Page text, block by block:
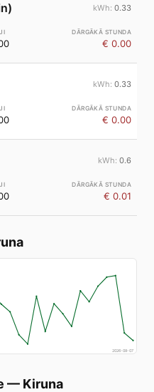
0.33
€ 0.00
0.33
€ 0.00
0.6
€ 0.01
2026-08-07
— Kiruna